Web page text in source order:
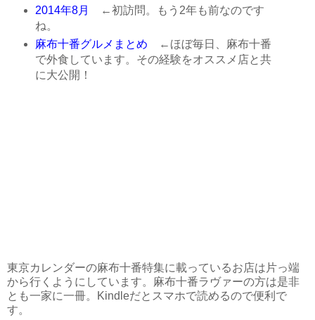
2014年8月
←初訪問。もう2年も前なのです
ね。
麻布十番グルメまとめ ←ほぼ毎日、麻布十番
で外食しています。その経験をオススメ店と共
に大公開！
東京カレンダーの麻布十番特集に載っているお店は片っ端
から行くようにしています。麻布十番ラヴァーの方は是非
とも一家に一冊。Kindleだとスマホで読めるので便利で
す。